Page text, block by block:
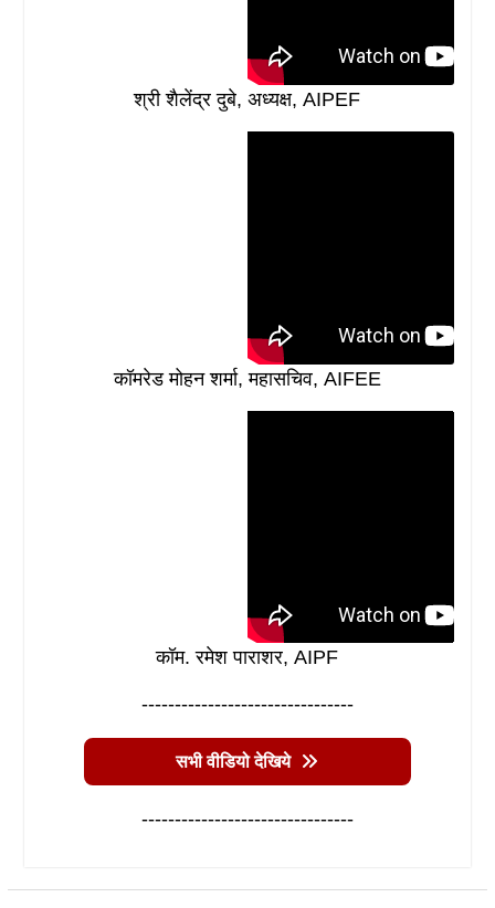
श्री शैलेंद्र दुबे, अध्यक्ष, AIPEF
कॉमरेड मोहन शर्मा, महासचिव, AIFEE
कॉम. रमेश पाराशर, AIPF
--------------------------------
सभी वीडियो देखिये
--------------------------------